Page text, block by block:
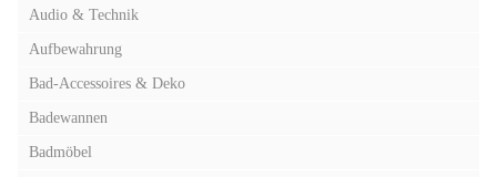
Audio & Technik
Aufbewahrung
Bad-Accessoires & Deko
Badewannen
Badmöbel